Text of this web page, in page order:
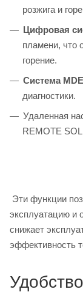
розжига и
Цифровая
пламени, что
горение.
Система
диагностики.
Удаленная
REMOTE
Эти функции
эксплуатацию и
снижает
эффективность